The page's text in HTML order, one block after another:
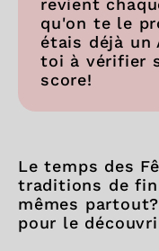
revient
qu'on te le
étais déjà un
toi à vérifier
score!
Le temps des
traditions de
mêmes
pour le